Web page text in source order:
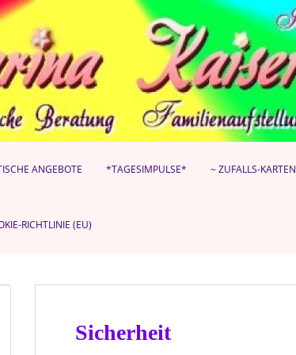
ANGEBOTE *TAGESIMPULSE* ~ ZUFALLS-KARTEN
RICHTLINIE (EU)
Sicherheit